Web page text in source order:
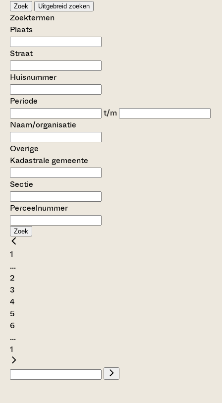
Zoek Uitgebreid zoeken
Zoektermen
Plaats
Straat
Huisnummer
Periode
t/m
Naam/organisatie
Overige
Kadastrale gemeente
Sectie
Perceelnummer
Zoek
1
...
2
3
4
5
6
...
1